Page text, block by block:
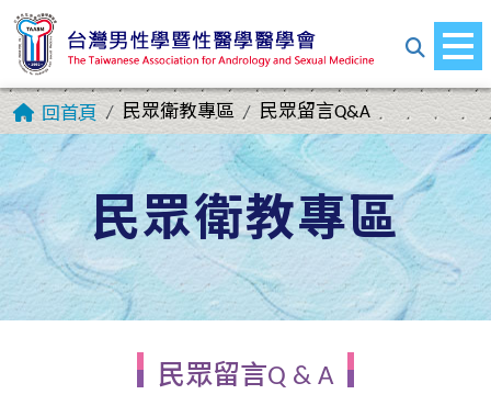
回首頁 民眾衛教專區 民眾留言Q&A
民眾衛教專區
民眾留言Q & A